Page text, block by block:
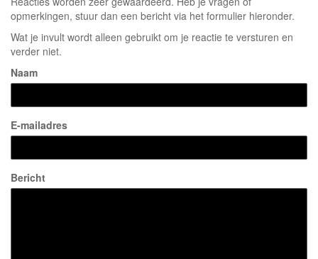
opmerkingen, stuur dan een bericht via het formulier hieronder.
Wat je invult wordt alleen gebruikt om je reactie te versturen en
verder niet.
Naam
E-mailadres
Bericht